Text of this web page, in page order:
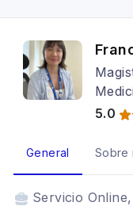
5.0
General Sobre
Servicio